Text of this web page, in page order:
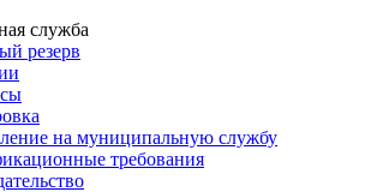
служба
резерв
на муниципальную службу
требования